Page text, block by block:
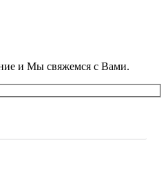
и Мы свяжемся с Вами.